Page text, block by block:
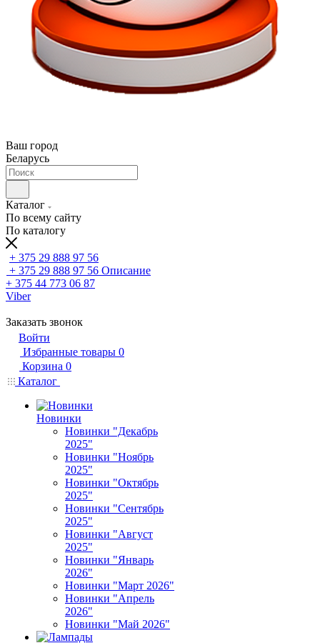
Ваш город
Беларусь
Каталог
По всему сайту
По каталогу
+ 375 29 888 97 56
+ 375 29 888 97 56 Описание
+ 375 44 773 06 87
Viber
Заказать звонок
Войти
Избранные товары 0
Корзина 0
Каталог
Новинки
Новинки "Декабрь
2025"
Новинки "Ноябрь
2025"
Новинки "Октябрь
2025"
Новинки "Сентябрь
2025"
Новинки "Август
2025"
Новинки "Январь
2026"
Новинки "Март 2026"
Новинки "Апрель
2026"
Новинки "Май 2026"